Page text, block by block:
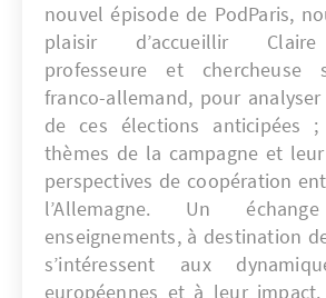
nouvel épisode de PodParis,
plaisir d’accueillir Claire
professeure et chercheuse
franco-allemand, pour
de ces élections anticipées
thèmes de la campagne et
perspectives de coopération
l’Allemagne. Un
enseignements, à destination
s’intéressent aux
européennes et à leur